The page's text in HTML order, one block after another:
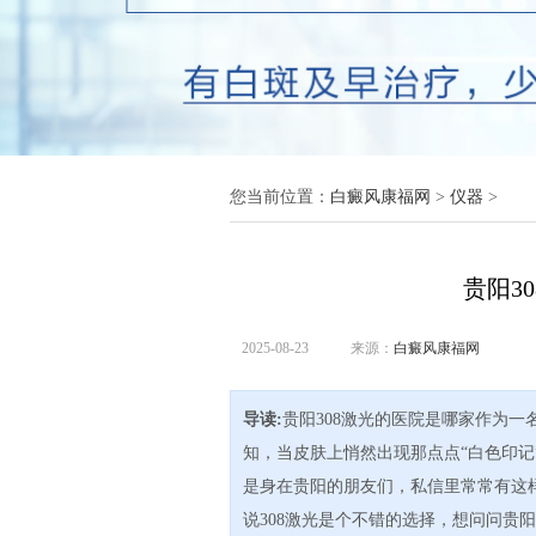
您当前位置： 白癜风康福网 > 仪器 >
贵阳
2025-08-23 来源： 白癜风康福网
导读:贵阳308激光的医院是哪家作为一
知，当皮肤上悄然出现那点点“白色印
是身在贵阳的朋友们，私信里常常有
说308激光是个不错的选择，想问问贵